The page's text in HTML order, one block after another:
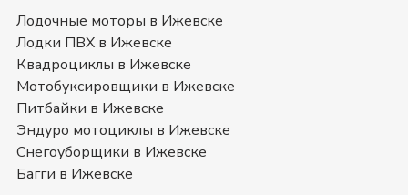
Позвоните нам по телефону магазина в
(3412) 70-83-47или 8 (800) 351-17-74
удовольствием ответим на все интересующие
вопросы о покупке товаров в категории
мотоциклы Zontes. Быстрая доставка в
Удмуртия и в любой город России.
Где купить дорожный мотоцикл
Лодочные моторы в Ижевске
Лодки ПВХ в Ижевске
Квадроциклы в Ижевске
Мотобуксировщики в Ижевске
Питбайки в Ижевске
Эндуро мотоциклы в Ижевске
Снегоуборщики в Ижевске
Багги в Ижевске